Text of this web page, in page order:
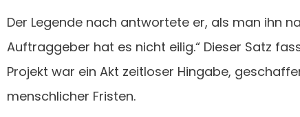
Der Legende nach antwortete er, als man ihn
Auftraggeber hat es nicht eilig.“ Dieser Satz
Projekt war ein Akt zeitloser Hingabe,
menschlicher Fristen.